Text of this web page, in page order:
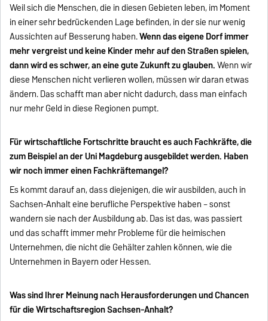
Weil sich die Menschen, die in diesen Gebieten leben, im Moment
in einer sehr bedrückenden Lage befinden, in der sie nur wenig
Aussichten auf Besserung haben.Wenn das eigene Dorf immer
mehr vergreist und keine Kinder mehr auf den Straßen spielen,
dann wird es schwer, an eine gute Zukunft zu glauben.Wenn wir
diese Menschen nicht verlieren wollen, müssen wir daran etwas
ändern. Das schafft man aber nicht dadurch, dass man einfach
nur mehr Geld in diese Regionen pumpt.
Für wirtschaftliche Fortschritte braucht es auch Fachkräfte, die
zum Beispiel an der Uni Magdeburg ausgebildet werden. Haben
wir noch immer einen Fachkräftemangel?
Es kommt darauf an, dass diejenigen, die wir ausbilden, auch in
Sachsen-Anhalt eine berufliche Perspektive haben – sonst
wandern sie nach der Ausbildung ab. Das ist das, was passiert
und das schafft immer mehr Probleme für die heimischen
Unternehmen, die nicht die Gehälter zahlen können, wie die
Unternehmen in Bayern oder Hessen.
Was sind Ihrer Meinung nach Herausforderungen und Chancen
für die Wirtschaftsregion Sachsen-Anhalt?